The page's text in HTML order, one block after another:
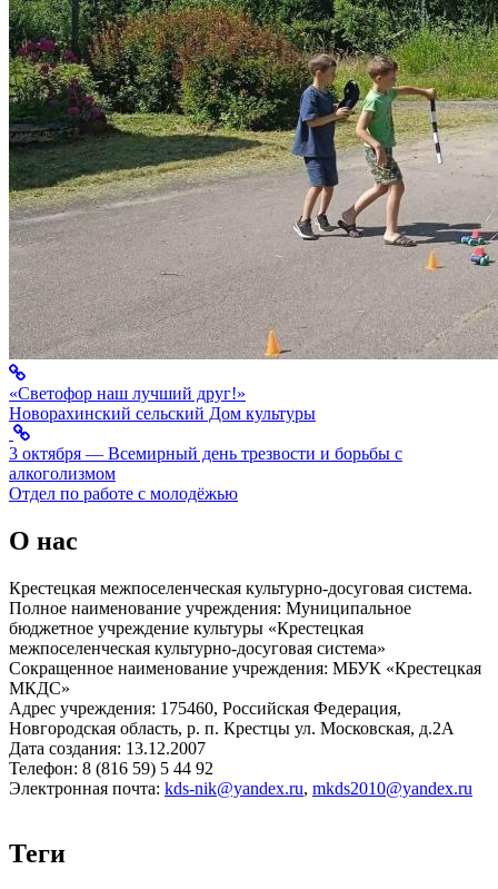
«Светофор наш лучший друг!»
Новорахинский сельский Дом культуры
3 октября — Всемирный день трезвости и борьбы с
алкоголизмом
Отдел по работе с молодёжью
О нас
Крестецкая межпоселенческая культурно-досуговая система.
Полное наименование учреждения: Муниципальное
бюджетное учреждение культуры «Крестецкая
межпоселенческая культурно-досуговая система»
Сокращенное наименование учреждения: МБУК «Крестецкая
МКДС»
Адрес учреждения: 175460, Российская Федерация,
Новгородская область, р. п. Крестцы ул. Московская, д.2А
Дата создания: 13.12.2007
Телефон: 8 (816 59) 5 44 92
Электронная почта: kds-nik@yandex.ru, mkds2010@yandex.ru
Теги